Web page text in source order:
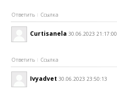
Ответить Ссылка
Curtisanela 30.06.2023 21:17:00
Ответить Ссылка
Ivyadvet 30.06.2023 23:50:13